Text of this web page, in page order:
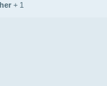
+ 1